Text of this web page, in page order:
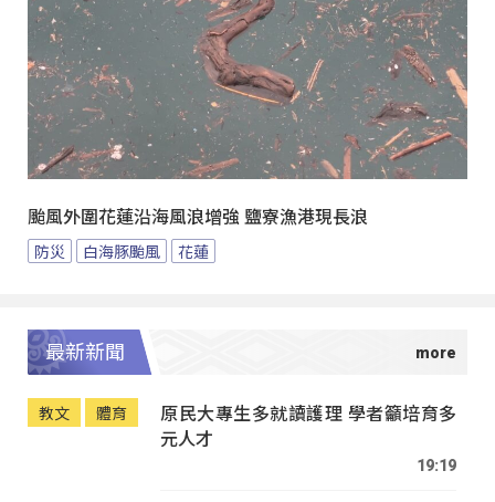
颱風外圍花蓮沿海風浪增強 鹽寮漁港現長浪
防災 白海豚颱風 花蓮
最新新聞
教文 體育
原民大專生多就讀護理 學者籲培育多
元人才
19:19